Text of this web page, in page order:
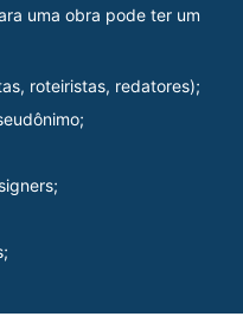
uma obra pode ter um
roteiristas, redatores);